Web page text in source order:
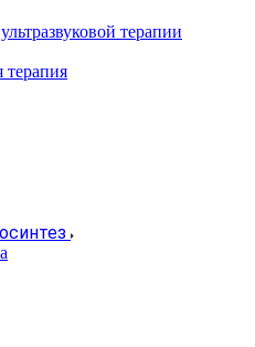
терапии
терапия